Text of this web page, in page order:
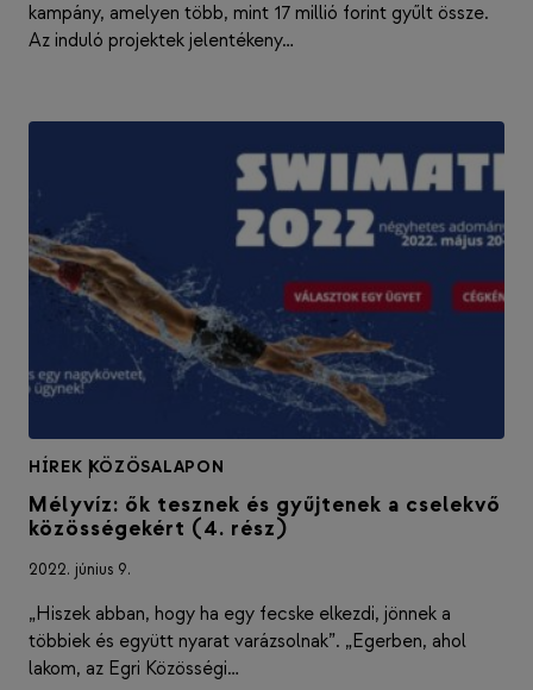
kampány, amelyen több, mint 17 millió forint gyűlt össze.
Az induló projektek jelentékeny…
HÍREK |
KÖZÖSALAPON
Mélyvíz: ők tesznek és gyűjtenek a cselekvő
közösségekért (4. rész)
2022. június 9.
„Hiszek abban, hogy ha egy fecske elkezdi, jönnek a
többiek és együtt nyarat varázsolnak”. „Egerben, ahol
lakom, az Egri Közösségi…